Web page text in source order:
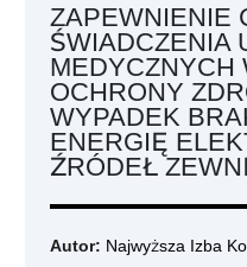
ZAPEWNIENIE
ŚWIADCZENIA
MEDYCZNYCH
OCHRONY
WYPADEK
ENERGIĘ
ŹRÓDEŁ
Autor: Najwyższa Izba